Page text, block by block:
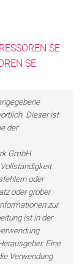
SE
SE
Dieser ist
der
GmbH
oder
oder grober
zur
ist in der
Eine
Verwendung